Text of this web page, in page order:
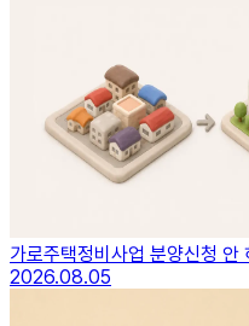
가로주택정비사업 분양신청 안
2026.08.05